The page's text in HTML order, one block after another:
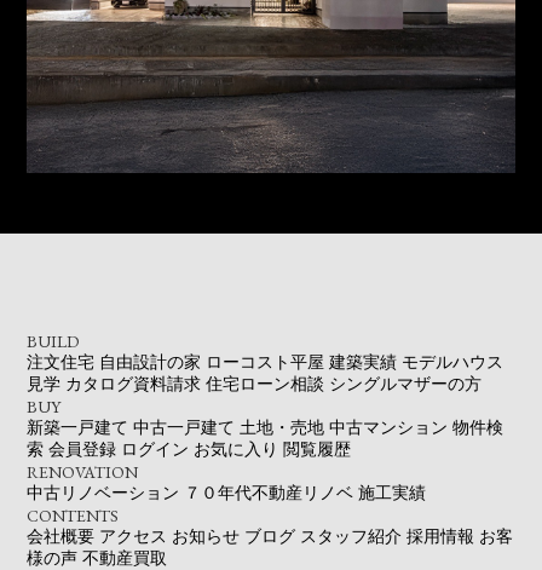
BUILD
注文住宅 自由設計の家 ローコスト平屋 建築実績 モデルハウス
見学 カタログ資料請求 住宅ローン相談 シングルマザーの方
BUY
新築一戸建て 中古一戸建て 土地・売地 中古マンション 物件検
索 会員登録 ログイン お気に入り 閲覧履歴
RENOVATION
中古リノベーション ７０年代不動産リノベ 施工実績
CONTENTS
会社概要 アクセス お知らせ ブログ スタッフ紹介 採用情報 お客
様の声 不動産買取